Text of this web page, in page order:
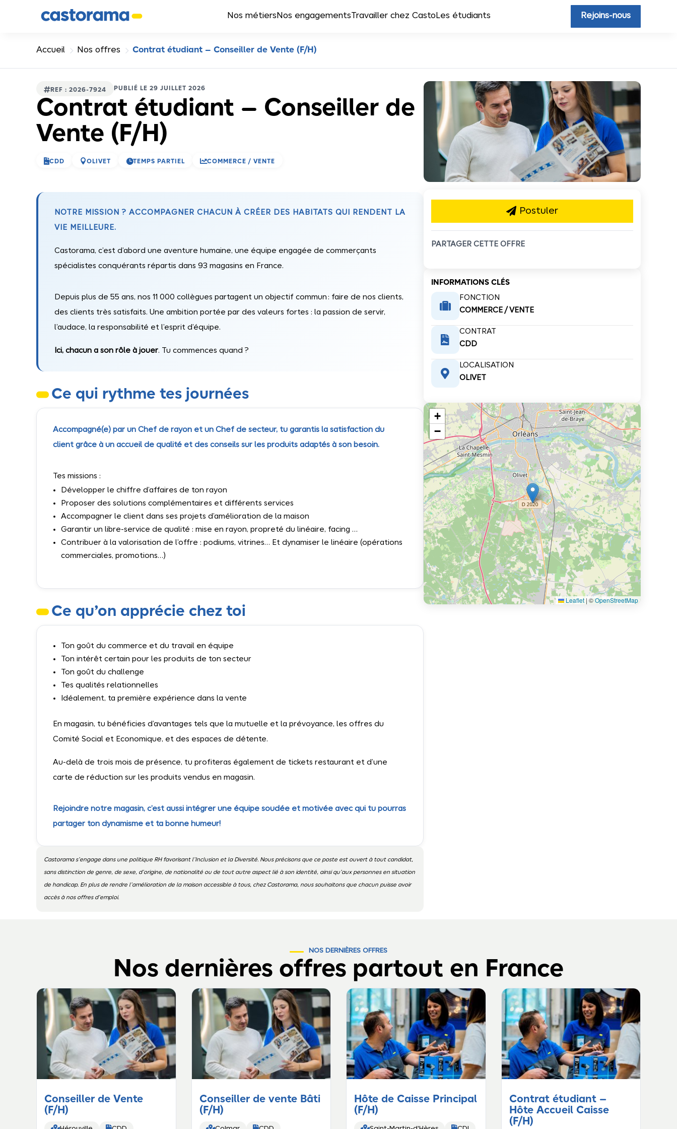
Nos métiersNos engagementsTravailler chez CastoLes étudiants Rejoins-nous
Accueil 5 Nos offres 5 Contrat étudiant – Conseiller de Vente (F/H)
REF : 2026-7924 PUBLIÉ LE 29 JUILLET 2026
Contrat étudiant – Conseiller de
Vente (F/H)
CDD OLIVET TEMPS PARTIEL COMMERCE / VENTE
NOTRE MISSION ? ACCOMPAGNER CHACUN À CRÉER DES HABITATS QUI RENDENT LA
VIE MEILLEURE.
Castorama, c’est d’abord une aventure humaine, une équipe engagée de commerçants
spécialistes conquérants répartis dans 93 magasins en France.
Depuis plus de 55 ans, nos 11 000 collègues partagent un objectif commun : faire de nos clients,
des clients très satisfaits. Une ambition portée par des valeurs fortes : la passion de servir,
l’audace, la responsabilité et l’esprit d’équipe.
Ici, chacun a son rôle à jouer. Tu commences quand ?
Ce qui rythme tes journées
Accompagné(e) par un Chef de rayon et un Chef de secteur, tu garantis la satisfaction du
client grâce à un accueil de qualité et des conseils sur les produits adaptés à son besoin.
Tes missions :
Développer le chiffre d’affaires de ton rayon
Proposer des solutions complémentaires et différents services
Accompagner le client dans ses projets d’amélioration de la maison
Garantir un libre-service de qualité : mise en rayon, propreté du linéaire, facing …
Contribuer à la valorisation de l’offre : podiums, vitrines… Et dynamiser le linéaire (opérations
commerciales, promotions…)
Ce qu’on apprécie chez toi
Ton goût du commerce et du travail en équipe
Ton intérêt certain pour les produits de ton secteur
Ton goût du challenge
Tes qualités relationnelles
Idéalement, ta première expérience dans la vente
En magasin, tu bénéficies d’avantages tels que la mutuelle et la prévoyance, les offres du
Comité Social et Economique, et des espaces de détente.
Au-delà de trois mois de présence, tu profiteras également de tickets restaurant et d’une
carte de réduction sur les produits vendus en magasin.
Rejoindre notre magasin, c’est aussi intégrer une équipe soudée et motivée avec qui tu pourras
partager ton dynamisme et ta bonne humeur!
Castorama s’engage dans une politique RH favorisant l’Inclusion et la Diversité. Nous précisons que ce poste est ouvert à tout candidat,
sans distinction de genre, de sexe, d’origine, de nationalité ou de tout autre aspect lié à son identité, ainsi qu’aux personnes en situation
de handicap. En plus de rendre l’amélioration de la maison accessible à tous, chez Castorama, nous souhaitons que chacun puisse avoir
accès à nos offres d’emploi.
Postuler
PARTAGER CETTE OFFRE
INFORMATIONS CLÉS

FONCTION
COMMERCE / VENTE

CONTRAT
CDD

LOCALISATION
OLIVET
+
−
Leaflet | ©OpenStreetMap
NOS DERNIÈRES OFFRES
Nos dernières offres partout en France
Conseiller de Vente
(F/H)
Conseiller de vente Bâti
(F/H)
Hôte de Caisse Principal
(F/H)
Contrat étudiant –
Hôte Accueil Caisse
(F/H)
Panneau de gestion des cookies